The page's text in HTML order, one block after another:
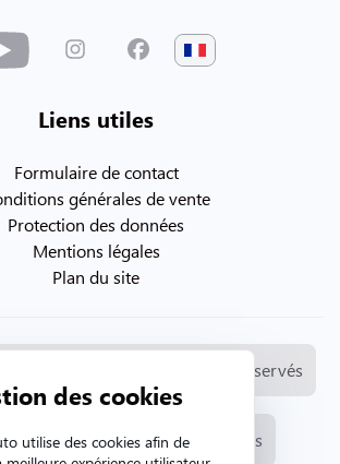
Liens utiles
Formulaire de contact
générales de vente
Protection des données
Mentions légales
Plan du site
Topsellerieauto Tous droits réservés
et vente de selleries automobiles
des cookies
utilise des cookies afin de